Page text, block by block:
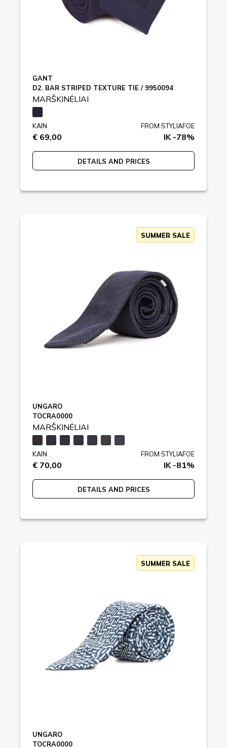
GANT
D2. BAR STRIPED TEXTURE TIE / 9950094
MARŠKINĖLIAI
KAIN
€ 69,00
FROM STYLIAFOE
IK -78%
DETAILS AND PRICES
SUMMER SALE
UNGARO
TOCRA0000
MARŠKINĖLIAI
KAIN
€ 70,00
FROM STYLIAFOE
IK -81%
DETAILS AND PRICES
SUMMER SALE
UNGARO
TOCRA0000